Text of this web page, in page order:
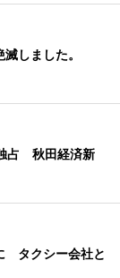
しました。
占 秋田経済新
タクシー会社と